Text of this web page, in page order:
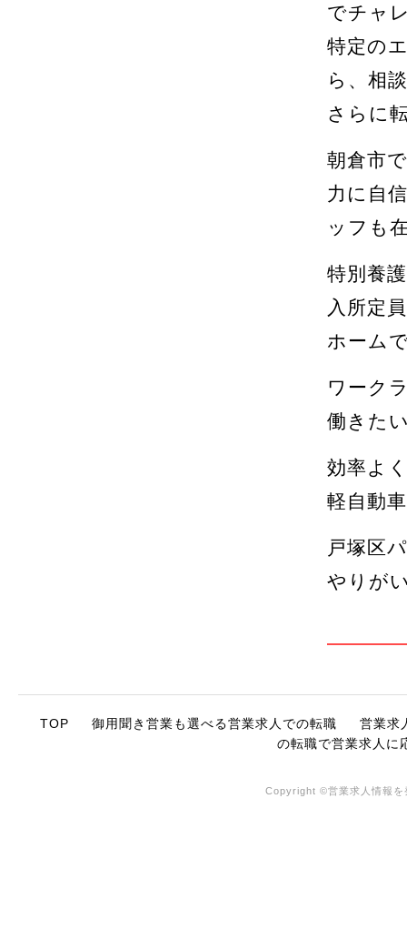
でチャ
特定の
ら、相
さらに
朝倉市
力に自
ッフも
特別養
入所定
ホーム
ワーク
働きた
効率よ
軽自動
戸塚区
やりが
TOP 御用聞き営業も選べる営業求人での転職
営業求
の転職で営業求人に
Copyright ©営業求人情報